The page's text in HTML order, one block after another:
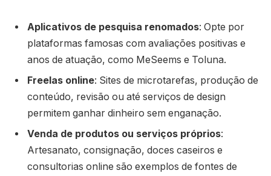
Aplicativos de pesquisa renomados: Opte por
plataformas famosas com avaliações positivas e
anos de atuação, como MeSeems e Toluna.
Freelas online: Sites de microtarefas, produção de
conteúdo, revisão ou até serviços de design
permitem ganhar dinheiro sem enganação.
Venda de produtos ou serviços próprios:
Artesanato, consignação, doces caseiros e
consultorias online são exemplos de fontes de